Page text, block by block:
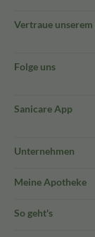
Vertraue
Folge uns
Sanicare App
Unternehmen
Meine Apotheke
So geht's